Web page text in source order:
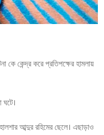
কে কেন্দ্র করে প্রতিপক্ষের হামলায়
আব্দুর রহিমের ছেলে। এছাড়াও